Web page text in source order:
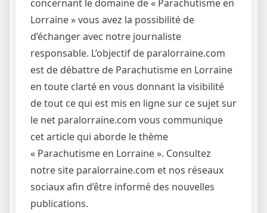
concernant le domaine de « Parachutisme en
Lorraine » vous avez la possibilité de
d’échanger avec notre journaliste
responsable. L’objectif de paralorraine.com
est de débattre de Parachutisme en Lorraine
en toute clarté en vous donnant la visibilité
de tout ce qui est mis en ligne sur ce sujet sur
le net paralorraine.com vous communique
cet article qui aborde le thème
« Parachutisme en Lorraine ». Consultez
notre site paralorraine.com et nos réseaux
sociaux afin d’être informé des nouvelles
publications.